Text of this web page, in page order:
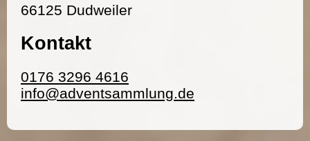
66125 Dudweiler
Kontakt
0176 3296 4616
info@adventsammlung.de